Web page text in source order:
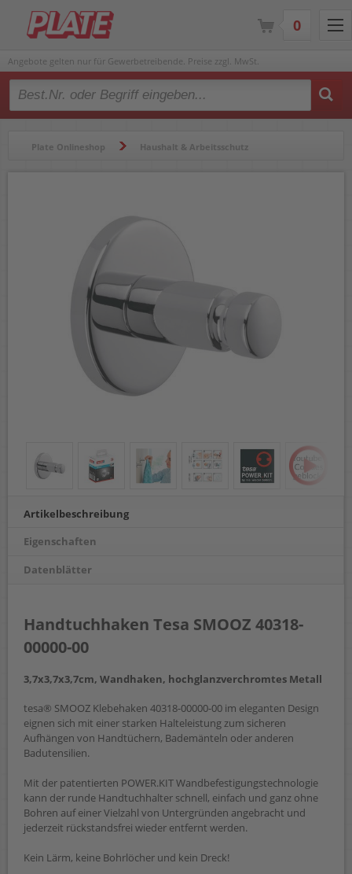
Angebote gelten nur für Gewerbetreibende. Preise zzgl. MwSt.
Type 2 or more characters for results.
Plate Onlineshop Haushalt & Arbeitsschutz
Artikelbeschreibung
Eigenschaften
Datenblätter
Handtuchhaken Tesa SMOOZ 40318-
00000-00
3,7x3,7x3,7cm, Wandhaken, hochglanzverchromtes Metall
tesa® SMOOZ Klebehaken 40318-00000-00 im eleganten Design
eignen sich mit einer starken Halteleistung zum sicheren
Aufhängen von Handtüchern, Bademänteln oder anderen
Badutensilien.
Mit der patentierten POWER.KIT Wandbefestigungstechnologie
kann der runde Handtuchhalter schnell, einfach und ganz ohne
Bohren auf einer Vielzahl von Untergründen angebracht und
jederzeit rückstandsfrei wieder entfernt werden.
Kein Lärm, keine Bohrlöcher und kein Dreck!
0